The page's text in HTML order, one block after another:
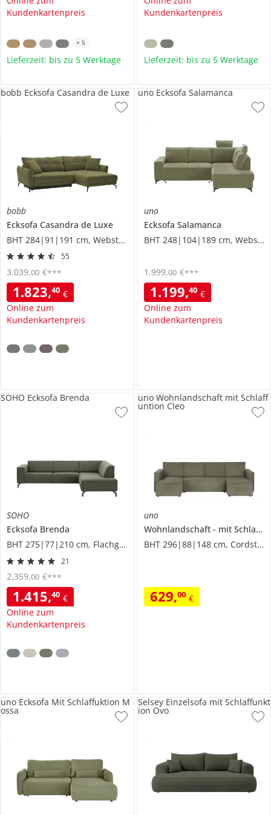
Kundenkartenpreis
+ 5
Lieferzeit: bis zu 5 Werktage
Kundenkartenpreis
Lieferzeit: bis zu 5 Werktage
bobb
Ecksofa Casandra de Luxe
BHT 284|91|191 cm, Webstoff
55
1.823,40 €
Online zum
Kundenkartenpreis
3.039,00 €***
bobb Ecksofa Casandra de Luxe
uno
Ecksofa Salamanca
BHT 248|104|189 cm, Webstoff
1.199,40 €
Online zum
Kundenkartenpreis
1.999,00 €***
uno Ecksofa Salamanca
SOHO
Ecksofa Brenda
BHT 275|77|210 cm, Flachgewebe
21
1.415,40 €
Online zum
Kundenkartenpreis
2.359,00 €***
SOHO Ecksofa Brenda
uno
Wohnlandschaft
mit Schlaffuntion
BHT 296|88|148 cm, Cordstoff
629,00 €
uno Wohnlandschaft mit Schlaff
untion Cleo
uno Ecksofa Mit Schlaffuktion M
ossa
Selsey Einzelsofa mit Schlaffunkt
ion Ovo